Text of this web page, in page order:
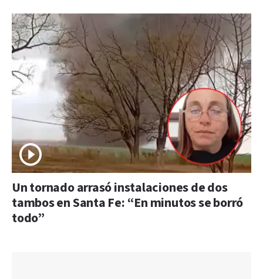
Un tornado arrasó instalaciones de dos
tambos en Santa Fe: “En minutos se borró
todo”